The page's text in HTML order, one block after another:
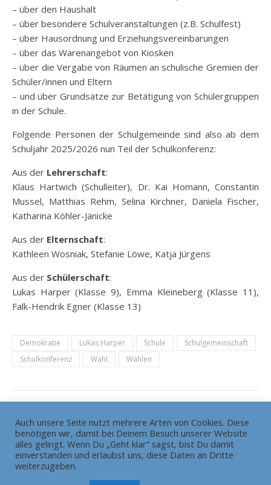
– über den Haushalt
– über besondere Schulveranstaltungen (z.B. Schulfest)
– über Hausordnung und Erziehungsvereinbarungen
– über das Warenangebot von Kiosken
– über die Vergabe von Räumen an schulische Gremien der
Schüler/innen und Eltern
– und über Grundsätze zur Betätigung von Schülergruppen
in der Schule.
Folgende Personen der Schulgemeinde sind also ab dem
Schuljahr 2025/2026 nun Teil der Schulkonferenz:
Aus der Lehrerschaft:
Klaus Hartwich (Schulleiter), Dr. Kai Homann, Constantin
Mussel, Matthias Rehm, Selina Kirchner, Daniela Fischer,
Katharina Köhler-Jänicke
Aus der Elternschaft:
Kathleen Wosniak, Stefanie Löwe, Katja Jürgens
Aus der Schülerschaft:
Lukas Harper (Klasse 9), Emma Kleineberg (Klasse 11),
Falk-Hendrik Egner (Klasse 13)
Demokratie Lukas Harper Schule
Schulgemeinschaft
Schulkonferenz
Wahl Wahlen
Die Redaktion Grundsätze
HEADLINE gewinnt Bundesschülerzeitungswettbewerb
Pressemitteilung
Auch unsere Seite nutzt mehrere Arten von Cookies. Diese
benötigen wir, damit bei Deinem Besuch unserer Website
alles gelingt. Wenn Du „Geht klar“ sagst, bist Du damit
einverstanden und erlaubst uns, diese Daten an Dritte
weiterzugeben.